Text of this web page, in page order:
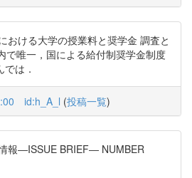
おける大学の授業料と奨学金 調査と
で唯一，国による給付制奨学金制度
は．
id:h_A_l (投稿一覧)
報―ISSUE BRIEF― NUMBER